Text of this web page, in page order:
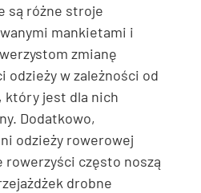
są różne stroje
mankietami i
zmianę
odzieży w zależności od
który jest dla nich
Dodatkowo,
odzieży rowerowej
rowerzyści często noszą
drobne